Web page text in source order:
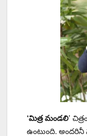
‘మిత్ర మండలి’
ఉంటుంది.